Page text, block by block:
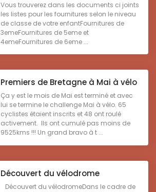
Vous trouverez dans les documents ci joints
les listes pour les fournitures selon le niveau
de classe de votre enfantFournitures de
3emeFournitures de 5eme et
4emeFournitures de 6eme ...
Premiers de Bretagne à Mai à vélo
Ça y est le mois de Mai est terminé et avec
lui se termine le challenge Mai à vélo. 65
cyclistes étaient inscrits et 48 ont roulé
activement. Ils ont cumulé pas moins de
9525kms !!! Un grand bravo à t ...
Découvert du vélodrome
Découvert du vélodromeDans le cadre de